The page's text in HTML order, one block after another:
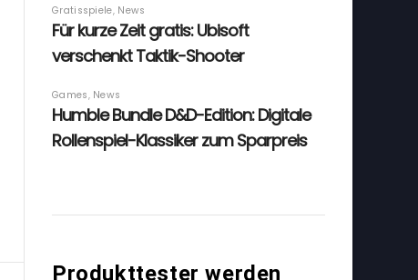
Produkttester werden